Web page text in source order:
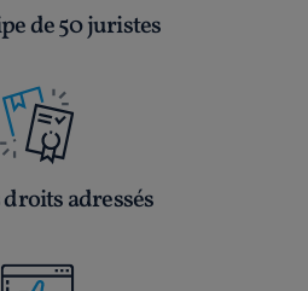
de 50 juristes
droits adressés